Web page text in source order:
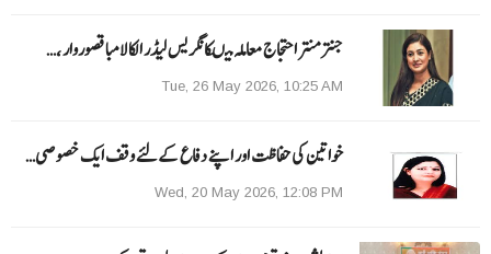
جنتر منتر احتجاج معاملہ میںکانگریس لیڈر الکا لامبا قصوروار ،…
Tue, 26 May 2026, 10:25 AM
خواتین کی حفاظت اور اپنے دفاع کےلئے وقف ایک خصوصی…
Wed, 20 May 2026, 12:08 PM